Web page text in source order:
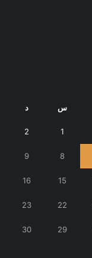
س د
1
2
8
9
15
16
22
23
29
30